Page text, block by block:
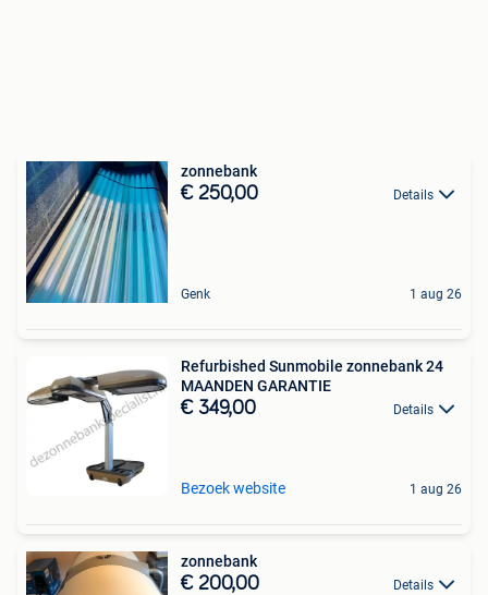
zonnebank
€ 250,00 Details
Genk 1 aug 26
Refurbished Sunmobile zonnebank 24
MAANDEN GARANTIE
€ 349,00 Details
Bezoek website 1 aug 26
zonnebank
€ 200,00 Details